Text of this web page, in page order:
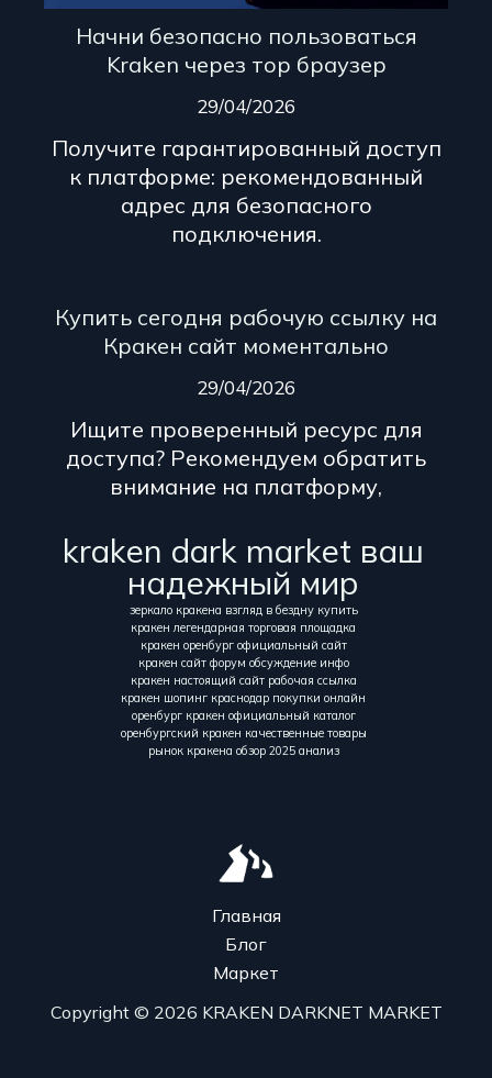
Начни безопасно пользоваться
Kraken через тор браузер
29/04/2026
Получите гарантированный доступ
к платформе: рекомендованный
адрес для безопасного
подключения.
Купить сегодня рабочую ссылку на
Кракен сайт моментально
29/04/2026
Ищите проверенный ресурс для
доступа? Рекомендуем обратить
внимание на платформу,
kraken dark market ваш
надежный мир
зеркало кракена взгляд в бездну купить
кракен легендарная торговая площадка
кракен оренбург официальный сайт
кракен сайт форум обсуждение инфо
кракен настоящий сайт рабочая ссылка
кракен шопинг краснодар покупки онлайн
оренбург кракен официальный каталог
оренбургский кракен качественные товары
рынок кракена обзор 2025 анализ
Главная
Блог
Маркет
Copyright © 2026 KRAKEN DARKNET MARKET